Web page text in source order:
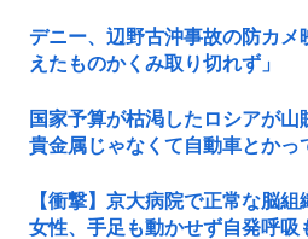
デニー、辺野古沖事故の防カメ
えたものかくみ取り切れず」
国家予算が枯渇したロシアが
貴金属じゃなくて自動車とかっ
【衝撃】京大病院で正常な脳
女性、手足も動かせず自発呼吸